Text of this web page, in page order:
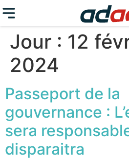
Jour : 12
2024
Passeport de la
gouvernance :
sera
disparaitra